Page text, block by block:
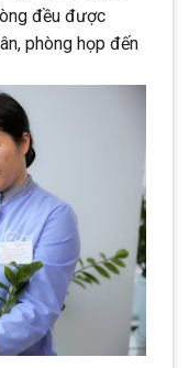
đều được
phòng họp đến